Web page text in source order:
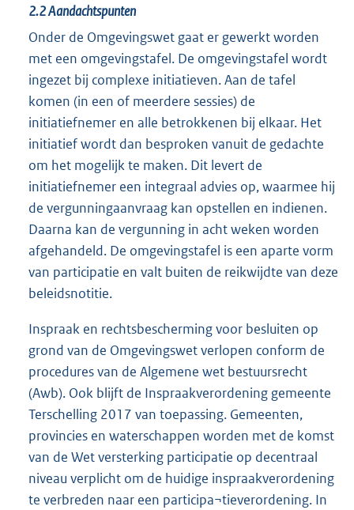
2.2Aandachtspunten
Onder de Omgevingswet gaat er gewerkt worden
met een omgevingstafel. De omgevingstafel wordt
ingezet bij complexe initiatieven. Aan de tafel
komen (in een of meerdere sessies) de
initiatiefnemer en alle betrokkenen bij elkaar. Het
initiatief wordt dan besproken vanuit de gedachte
om het mogelijk te maken. Dit levert de
initiatiefnemer een integraal advies op, waarmee hij
de vergunningaanvraag kan opstellen en indienen.
Daarna kan de vergunning in acht weken worden
afgehandeld. De omgevingstafel is een aparte vorm
van participatie en valt buiten de reikwijdte van deze
beleidsnotitie.
Inspraak en rechtsbescherming voor besluiten op
grond van de Omgevingswet verlopen conform de
procedures van de Algemene wet bestuursrecht
(Awb). Ook blijft de Inspraakverordening gemeente
Terschelling 2017 van toepassing. Gemeenten,
provincies en waterschappen worden met de komst
van de Wet versterking participatie op decentraal
niveau verplicht om de huidige inspraakverordening
te verbreden naar een participa¬tieverordening. In